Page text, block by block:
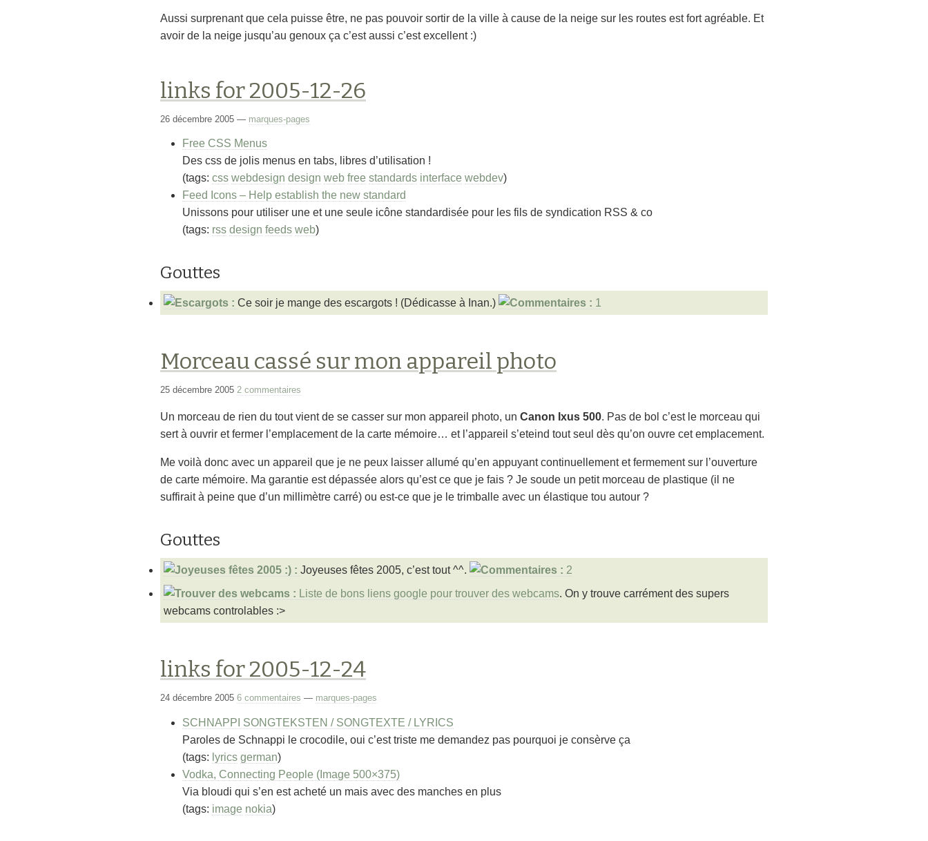
Aussi surprenant que cela puisse être, ne pas pouvoir sortir de la ville à cause de la neige sur les routes est fort agréable. Et
avoir de la neige jusqu’au genoux ça c’est aussi c’est excellent :)
links for 2005-12-26
26 décembre 2005 — marques-pages
Free CSS Menus
Des css de jolis menus en tabs, libres d’utilisation !
(tags: css webdesign design web free standards interface webdev)
Feed Icons – Help establish the new standard
Unissons pour utiliser une et une seule icône standardisée pour les fils de syndication RSS & co
(tags: rss design feeds web)
Gouttes
Ce soir je mange des escargots ! (Dédicasse à Inan.) 1
Morceau cassé sur mon appareil photo
25 décembre 2005 2 commentaires
Un morceau de rien du tout vient de se casser sur mon appareil photo, un Canon Ixus 500. Pas de bol c’est le morceau qui
sert à ouvrir et fermer l’emplacement de la carte mémoire… et l’appareil s’eteind tout seul dès qu’on ouvre cet emplacement.
Me voilà donc avec un appareil que je ne peux laisser allumé qu’en appuyant continuellement et fermement sur l’ouverture
de carte mémoire. Ma garantie est dépassée alors qu’est ce que je fais ? Je soude un petit morceau de plastique (il ne
suffirait à peine que d’un millimètre carré) ou est-ce que je le trimballe avec un élastique tou autour ?
Gouttes
Joyeuses fêtes 2005, c’est tout ^^. 2
Liste de bons liens google pour trouver des webcams. On y trouve carrément des supers
webcams controlables :>
links for 2005-12-24
24 décembre 2005 6 commentaires — marques-pages
SCHNAPPI SONGTEKSTEN / SONGTEXTE / LYRICS
Paroles de Schnappi le crocodile, oui c’est triste me demandez pas pourquoi je consèrve ça
(tags: lyrics german)
Vodka, Connecting People (Image 500×375)
Via bloudi qui s’en est acheté un mais avec des manches en plus
(tags: image nokia)